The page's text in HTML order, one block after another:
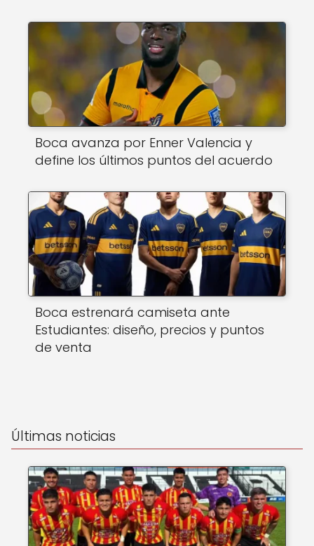
Boca avanza por Enner Valencia y
define los últimos puntos del acuerdo
Boca estrenará camiseta ante
Estudiantes: diseño, precios y puntos
de venta
Últimas noticias